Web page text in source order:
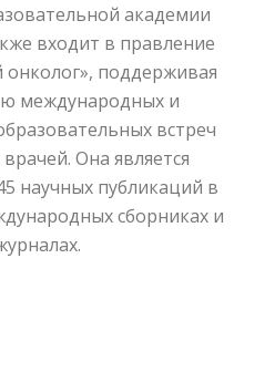
академии
входит в правление
поддерживая
международных и
встреч
Она является
научных публикаций в
сборниках и